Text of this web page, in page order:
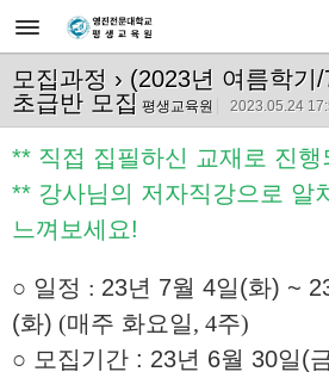
모집과정 › (2023년 여름학기
초급반 모집 평생교육원 2023.05.24
** 직접 집필하신 교재로 진
** 강사님의 저자직강으로 알
느껴보세요!
○ 일정 : 23년 7월 4일(화) ~
(화) (매주 화요일, 4주)
○ 모집기간 : 23년 6월 30일(